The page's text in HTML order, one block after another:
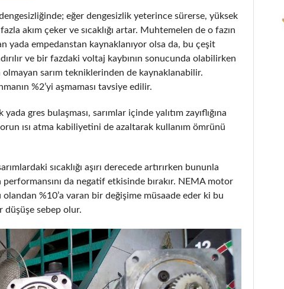
eğer dengesizlik yeterince sürerse, yüksek
akım çeker ve sıcaklığı artar. Muhtemelen de o fazın
yada empedanstan kaynaklanıyor olsa da, bu çeşit
ve bir fazdaki voltaj kaybının sonucunda olabilirken
olmayan sarım tekniklerinden de kaynaklanabilir.
%2’yi aşmaması tavsiye edilir.
gres bulaşması, sarımlar içinde yalıtım zayıflığına
ısı atma kabiliyetini de azaltarak kullanım ömrünü
sıcaklığı aşırı derecede artırırken bununla
da negatif etkisinde bırakır. NEMA motor
olandan %10’a varan bir değişime müsaade eder ki bu
sebep olur.